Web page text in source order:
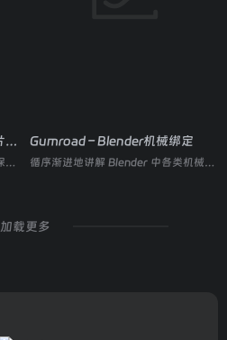
Fastcampus – 中高级品牌影片导演与动态设计系统课程
两位创始人 林泰贤 与 李成满 毫无保留地公开了品牌影片从前期企划到最终交付的完整制作流程
Gumroad – Blender机械绑定
循序渐进地讲解 Blender 中各类机械绑定原理与实战技巧，帮助学员打造具有复杂机械细节的机器人角色与机械装置
加载更多